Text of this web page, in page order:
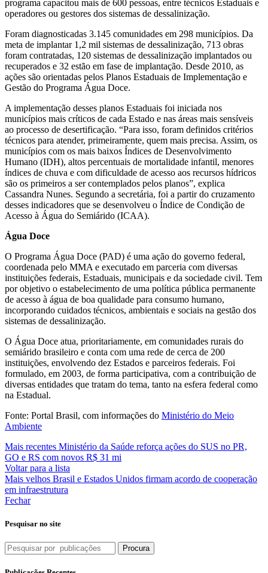
programa capacitou mais de 600 pessoas, entre técnicos Estaduais e
operadores ou gestores dos sistemas de dessalinização.
Foram diagnosticadas 3.145 comunidades em 298 municípios. Da
meta de implantar 1,2 mil sistemas de dessalinização, 713 obras
foram contratadas, 120 sistemas de dessalinização implantados ou
recuperados e 32 estão em fase de implantação. Desde 2010, as
ações são orientadas pelos Planos Estaduais de Implementação e
Gestão do Programa Água Doce.
A implementação desses planos Estaduais foi iniciada nos
municípios mais críticos de cada Estado e nas áreas mais sensíveis
ao processo de desertificação. “Para isso, foram definidos critérios
técnicos para atender, primeiramente, quem mais precisa. Assim, os
municípios com os mais baixos Índices de Desenvolvimento
Humano (IDH), altos percentuais de mortalidade infantil, menores
índices de chuva e com dificuldade de acesso aos recursos hídricos
são os primeiros a ser contemplados pelos planos”, explica
Cassandra Nunes. Segundo a secretária, foi a partir do cruzamento
desses indicadores que se desenvolveu o Índice de Condição de
Acesso à Água do Semiárido (ICAA).
Água Doce
O Programa Água Doce (PAD) é uma ação do governo federal,
coordenada pelo MMA e executado em parceria com diversas
instituições federais, Estaduais, municipais e da sociedade civil. Tem
por objetivo o estabelecimento de uma política pública permanente
de acesso à água de boa qualidade para consumo humano,
incorporando cuidados técnicos, ambientais e sociais na gestão dos
sistemas de dessalinização.
O Água Doce atua, prioritariamente, em comunidades rurais do
semiárido brasileiro e conta com uma rede de cerca de 200
instituições, envolvendo dez Estados e parceiros federais. Foi
formulado, em 2003, de forma participativa, com a contribuição de
diversas entidades que tratam do tema, tanto na esfera federal como
na Estadual.
Fonte: Portal Brasil, com informações do Ministério do Meio
Ambiente
Mais recentes Ministério da Saúde reforça ações do SUS no PR,
GO e RS com novos R$ 31 mi
Voltar para a lista
Mais velhos Brasil e Estados Unidos firmam acordo de cooperação
em infraestrutura
Fechar
Pesquisar no site
Procura